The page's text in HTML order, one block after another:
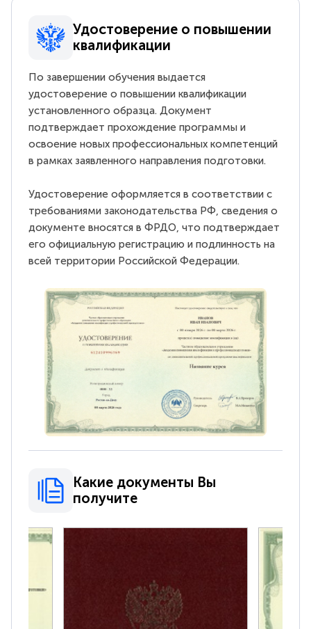
Удостоверение о повышении
квалификации
По завершении обучения выдается
удостоверение о повышении квалификации
установленного образца. Документ
подтверждает прохождение программы и
освоение новых профессиональных компетенций
в рамках заявленного направления подготовки.
Удостоверение оформляется в соответствии с
требованиями законодательства РФ, сведения о
документе вносятся в ФРДО, что подтверждает
его официальную регистрацию и подлинность на
всей территории Российской Федерации.
Какие документы Вы
получите